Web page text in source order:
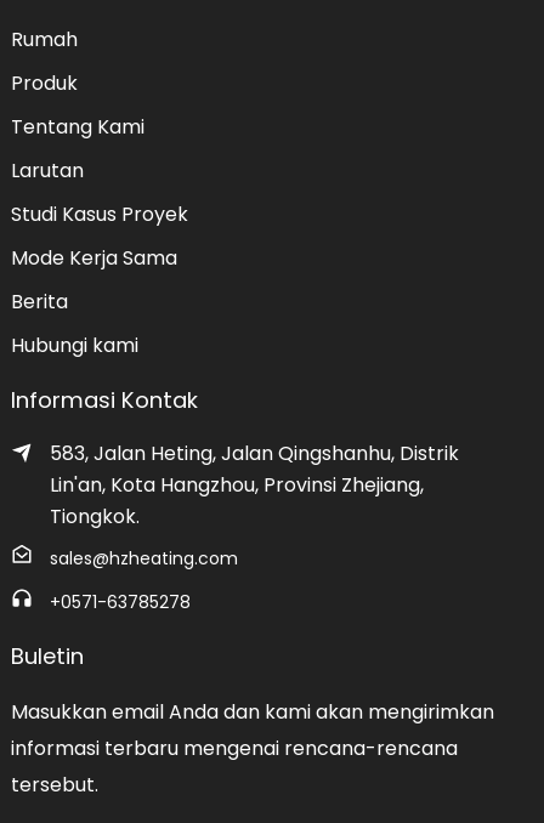
Rumah
Produk
Tentang Kami
Larutan
Studi Kasus Proyek
Mode Kerja Sama
Berita
Hubungi kami
Informasi Kontak
583, Jalan Heting, Jalan Qingshanhu, Distrik
Lin'an, Kota Hangzhou, Provinsi Zhejiang,
Tiongkok.
sales@hzheating.com
+0571-63785278
Buletin
Masukkan email Anda dan kami akan mengirimkan
informasi terbaru mengenai rencana-rencana
tersebut.